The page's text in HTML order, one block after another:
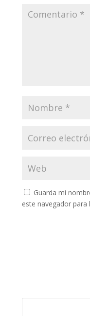
Guarda mi
este navegador